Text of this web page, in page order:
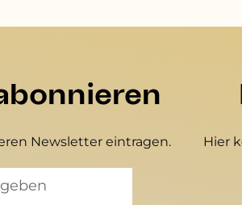
Newsletter eintragen. Hier